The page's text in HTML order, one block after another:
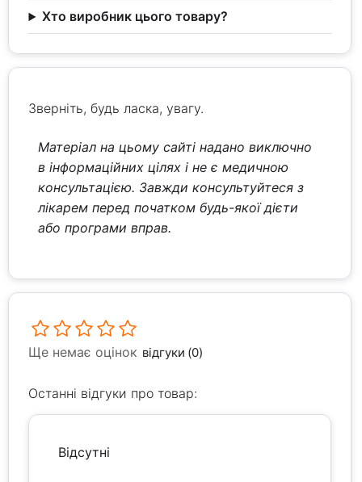
Хто виробник цього товару?
Зверніть, будь ласка, увагу.
Матеріал на цьому сайті надано виключно
в інформаційних цілях і не є медичною
консультацією. Завжди консультуйтеся з
лікарем перед початком будь-якої дієти
або програми вправ.
Ще немає оцінок відгуки (0)
Останні відгуки про товар:
Відсутні